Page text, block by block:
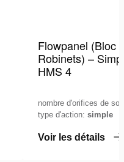
Flowpanel (Bloc
Robinets) –
HMS 4
nombre d'orifices de
type d'action: simple
Voir les détails